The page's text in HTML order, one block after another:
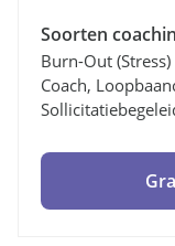
Soorten
Burn-Out (stress)
Coach,